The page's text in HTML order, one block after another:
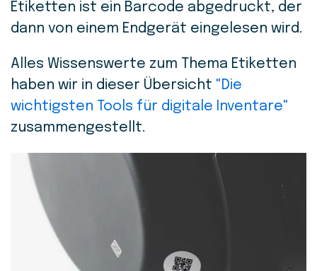
Etiketten ist ein Barcode abgedruckt, der
dann von einem Endgerät eingelesen wird.
Alles Wissenswerte zum Thema Etiketten
haben wir in dieser Übersicht "Die
wichtigsten Tools für digitale Inventare"
zusammengestellt.